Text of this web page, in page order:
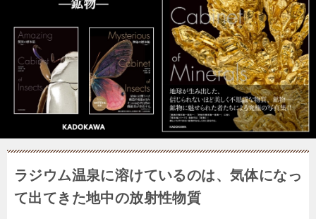
ラジウム温泉に溶けているのは、気体になっ
て出てきた地中の放射性物質